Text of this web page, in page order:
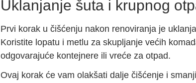
Uklanjanje šuta i krupnog
Prvi korak u čišćenju nakon renoviranja je
Koristite lopatu i metlu za skupljanje većih
odgovarajuće kontejnere ili vreće za otpad.
Ovaj korak će vam olakšati dalje čišćenje i